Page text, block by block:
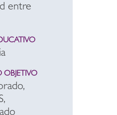
entre
OBJETIVO